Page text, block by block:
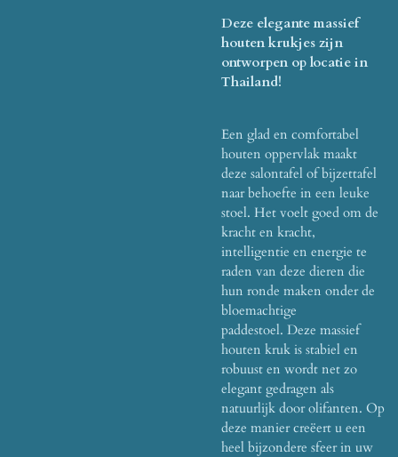
Deze elegante massief
houten krukjes zijn
ontworpen op locatie in
Thailand!
Een glad en comfortabel
houten oppervlak maakt
deze salontafel of bijzettafel
naar behoefte in een leuke
stoel. Het voelt goed om de
kracht en kracht,
intelligentie en energie te
raden van deze dieren die
hun ronde maken onder de
bloemachtige
paddestoel. Deze massief
houten kruk is stabiel en
robuust en wordt net zo
elegant gedragen als
natuurlijk door olifanten. Op
deze manier creëert u een
heel bijzondere sfeer in uw